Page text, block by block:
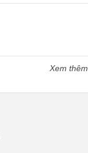
Xem thêm